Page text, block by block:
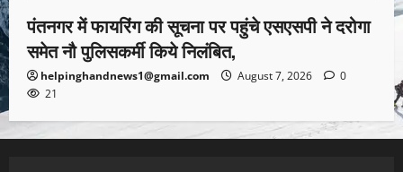
पंतनगर में फायरिंग की सूचना पर पहुंचे एसएसपी ने दरोगा
समेत नौ पुलिसकर्मी किये निलंबित,
helpinghandnews1@gmail.com August 7, 2026
0
21